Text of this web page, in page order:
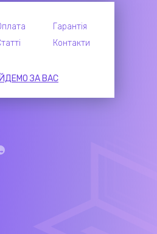
Гарантія
Контакти
ЗА ВАС